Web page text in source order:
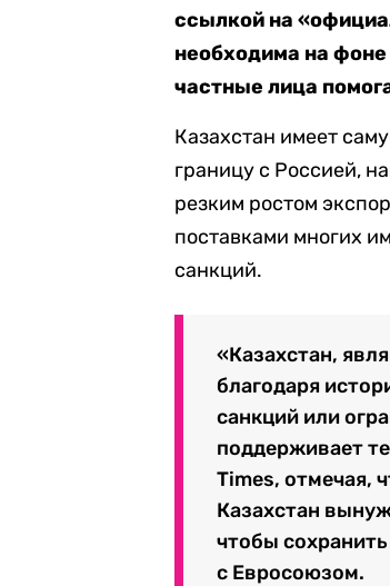
ссылкой на
необходима на
частные лица
Казахстан имеет
границу с Россией,
резким ростом
поставками многих
санкций.
«Казахстан,
благодаря
санкций или
поддерживает
Times, отмечая,
Казахстан
чтобы
с Евросоюзом.